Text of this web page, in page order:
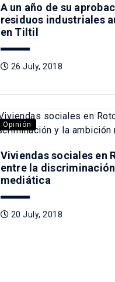
A un año de su
residuos industriales
en Tiltil
26 July, 2018
Opinión
Viviendas sociales en
entre la
mediática
20 July, 2018